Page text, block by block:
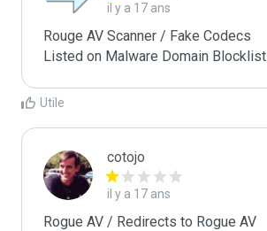
il y a 17 ans
Rouge AV Scanner / Fake Codecs
Listed on Malware Domain Blocklist
Utile
cotojo
il y a 17 ans
Rogue AV / Redirects to Rogue AV